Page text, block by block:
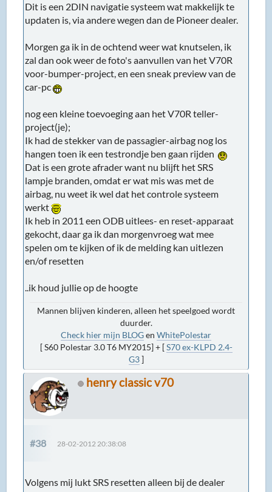
Dit is een 2DIN navigatie systeem wat makkelijk te
updaten is, via andere wegen dan de Pioneer dealer.
Morgen ga ik in de ochtend weer wat knutselen, ik
zal dan ook weer de foto's aanvullen van het V70R
voor-bumper-project, en een sneak preview van de
car-pc
nog een kleine toevoeging aan het V70R teller-
project(je);
Ik had de stekker van de passagier-airbag nog los
hangen toen ik een testrondje ben gaan rijden
Dat is een grote afrader want nu blijft het SRS
lampje branden, omdat er wat mis was met de
airbag, nu weet ik wel dat het controle systeem
werkt
Ik heb in 2011 een ODB uitlees- en reset-apparaat
gekocht, daar ga ik dan morgenvroeg wat mee
spelen om te kijken of ik de melding kan uitlezen
en/of resetten
..ik houd jullie op de hoogte
Mannen blijven kinderen, alleen het speelgoed wordt
duurder.
Check hier mijn BLOGen WhitePolestar
[ S60 Polestar 3.0 T6 MY2015] + [S70 ex-KLPD 2.4-
G3]
henry classic v70
#38 28-02-2012 20:38:08
Volgens mij lukt SRS resetten alleen bij de dealer